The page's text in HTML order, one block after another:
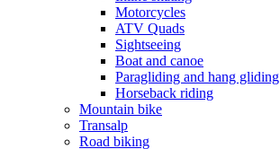
Motorcycles
ATV Quads
Sightseeing
Boat and canoe
Paragliding and hang gliding
Horseback riding
Mountain bike
Transalp
Road biking